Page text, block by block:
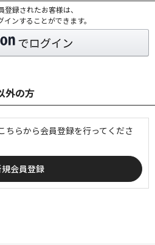
録されたお客様は、
ンすることができます。
外の方
ちらから会員登録を行ってくださ